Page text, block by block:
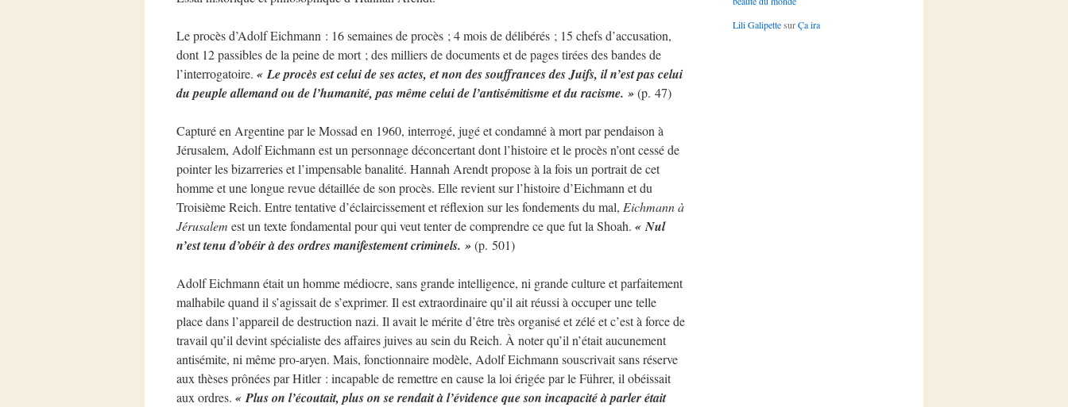
Le procès d’Adolf Eichmann : 16 semaines de procès ; 4 mois de délibérés ; 15 chefs d’accusation,
dont 12 passibles de la peine de mort ; des milliers de documents et de pages tirées des bandes de
l’interrogatoire. « Le procès est celui de ses actes, et non des souffrances des Juifs, il n’est pas celui
du peuple allemand ou de l’humanité, pas même celui de l’antisémitisme et du racisme. »(p. 47)
Capturé en Argentine par le Mossad en 1960, interrogé, jugé et condamné à mort par pendaison à
Jérusalem, Adolf Eichmann est un personnage déconcertant dont l’histoire et le procès n’ont cessé de
pointer les bizarreries et l’impensable banalité. Hannah Arendt propose à la fois un portrait de cet
homme et une longue revue détaillée de son procès. Elle revient sur l’histoire d’Eichmann et du
Troisième Reich. Entre tentative d’éclaircissement et réflexion sur les fondements du mal, Eichmann à
Jérusalem est un texte fondamental pour qui veut tenter de comprendre ce que fut la Shoah. « Nul
n’est tenu d’obéir à des ordres manifestement criminels. »(p. 501)
Adolf Eichmann était un homme médiocre, sans grande intelligence, ni grande culture et parfaitement
malhabile quand il s’agissait de s’exprimer. Il est extraordinaire qu’il ait réussi à occuper une telle
place dans l’appareil de destruction nazi. Il avait le mérite d’être très organisé et zélé et c’est à force de
travail qu’il devint spécialiste des affaires juives au sein du Reich. À noter qu’il n’était aucunement
antisémite, ni même pro-aryen. Mais, fonctionnaire modèle, Adolf Eichmann souscrivait sans réserve
aux thèses prônées par Hitler : incapable de remettre en cause la loi érigée par le Führer, il obéissait
aux ordres. « Plus on l’écoutait, plus on se rendait à l’évidence que son incapacité à parler était
Lili GalipettesurÇa ira